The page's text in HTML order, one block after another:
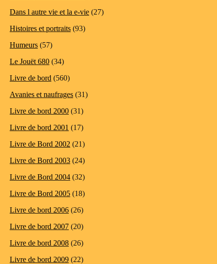
Dans l autre vie et la e-vie (27)
Histoires et portraits (93)
Humeurs (57)
Le Jouët 680 (34)
Livre de bord (560)
Avanies et naufrages (31)
Livre de bord 2000 (31)
Livre de bord 2001 (17)
Livre de Bord 2002 (21)
Livre de Bord 2003 (24)
Livre de Bord 2004 (32)
Livre de Bord 2005 (18)
Livre de bord 2006 (26)
Livre de bord 2007 (20)
Livre de bord 2008 (26)
Livre de bord 2009 (22)